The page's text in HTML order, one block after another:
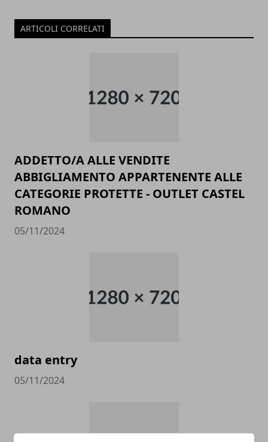
ARTICOLI CORRELATI
ADDETTO/A ALLE VENDITE
ABBIGLIAMENTO APPARTENENTE ALLE
CATEGORIE PROTETTE - OUTLET CASTEL
ROMANO
05/11/2024
data entry
05/11/2024